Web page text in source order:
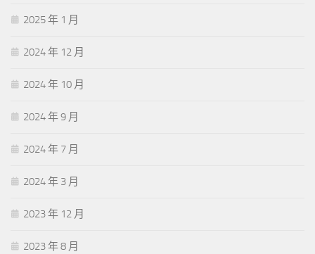
2025 年 1 月
2024 年 12 月
2024 年 10 月
2024 年 9 月
2024 年 7 月
2024 年 3 月
2023 年 12 月
2023 年 8 月